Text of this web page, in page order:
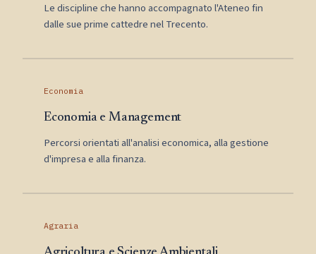
Le discipline che hanno accompagnato l'Ateneo fin
dalle sue prime cattedre nel Trecento.
Economia
Economia e Management
Percorsi orientati all'analisi economica, alla gestione
d'impresa e alla finanza.
Agraria